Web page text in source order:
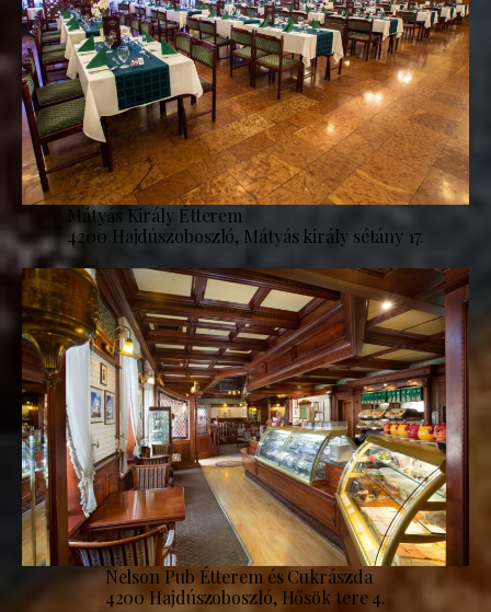
Mátyás Király Étterem
4200 Hajdúszoboszló, Mátyás király sétány 17.
Nelson Pub Étterem és Cukrászda
4200 Hajdúszoboszló, Hősök tere 4.